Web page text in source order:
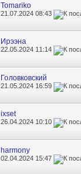
Tomariko
21.07.202408:43
Ирээна
22.05.2024 11:14
Головковский
21.05.2024 16:59
ixset
26.04.2024 10:10
harmony
02.04.2024 15:47